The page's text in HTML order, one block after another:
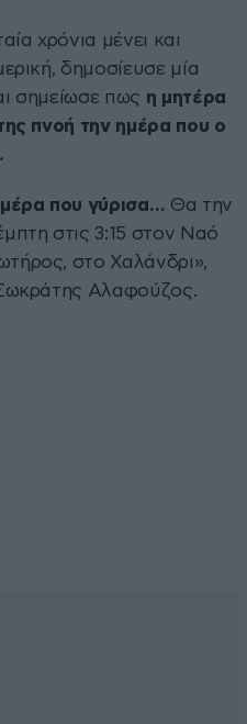
χρόνια μένει και
δημοσίευσε μία
σημείωσε πως η μητέρα
πνοή την ημέρα που ο
που γύρισα… Θα την
στις 3:15 στον Ναό
στο Χαλάνδρι»,
Αλαφούζος.